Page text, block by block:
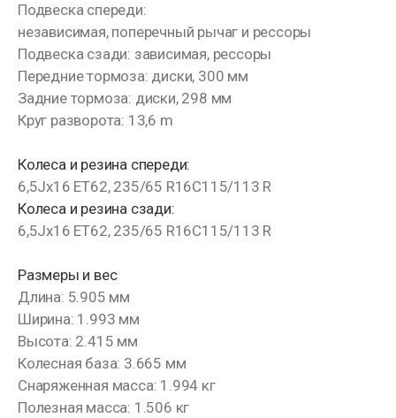
Подвеска спереди:
независимая, поперечный рычаг и рессоры
Подвеска сзади: зависимая, рессоры
Передние тормоза: диски, 300 мм
Задние тормоза: диски, 298 мм
Круг разворота: 13,6 m
Колеса и резина спереди:
6,5Jx16 ET62, 235/65 R16C115/113 R
Колеса и резина сзади:
6,5Jx16 ET62, 235/65 R16C115/113 R
Размеры и вес
Длина: 5.905 мм
Ширина: 1.993 мм
Высота: 2.415 мм
Колесная база: 3.665 мм
Снаряженная масса: 1.994 кг
Полезная масса: 1.506 кг